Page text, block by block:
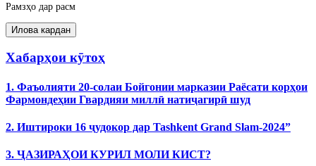
Рамзҳо дар расм
Хабарҳои кӯтоҳ
1. Фаъолияти 20-солаи Бойгонии марказии Раёсати корҳои
Фармондеҳии Гвардияи миллӣ натиҷагирӣ шуд
2. Иштироки 16 ҷудокор дар Tashkent Grand Slam-2024”
3. ҶАЗИРАҲОИ КУРИЛ МОЛИ КИСТ?